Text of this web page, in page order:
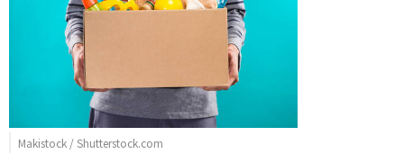
Makistock / Shutterstock.com